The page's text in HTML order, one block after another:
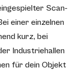
Scan-
einer einzelnen
kurz, bei
Industriehallen
für dein Objekt